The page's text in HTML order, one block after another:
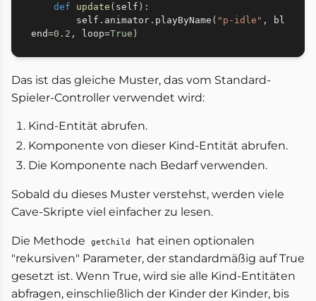
def update ( self ) :
        self
. animator . playByName ( "p-idle" ,
bl
end=0.2 , loop=True )
Das ist das gleiche Muster, das vom Standard-
Spieler-Controller verwendet wird:
Kind-Entität abrufen.
Komponente von dieser Kind-Entität abrufen.
Die Komponente nach Bedarf verwenden.
Sobald du dieses Muster verstehst, werden viele
Cave-Skripte viel einfacher zu lesen.
Die Methode getChild
hat einen optionalen
"rekursiven" Parameter, der standardmäßig auf True
gesetzt ist. Wenn True, wird sie alle Kind-Entitäten
abfragen, einschließlich der Kinder der Kinder, bis